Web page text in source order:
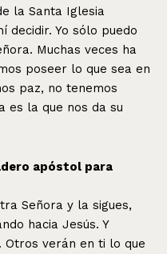
la Santa Iglesia
decidir. Yo sólo puedo
Muchas veces ha
poseer lo que sea en
paz, no tenemos
es la que nos da su
apóstol para
Señora y la sigues,
hacia Jesús. Y
Otros verán en ti lo que